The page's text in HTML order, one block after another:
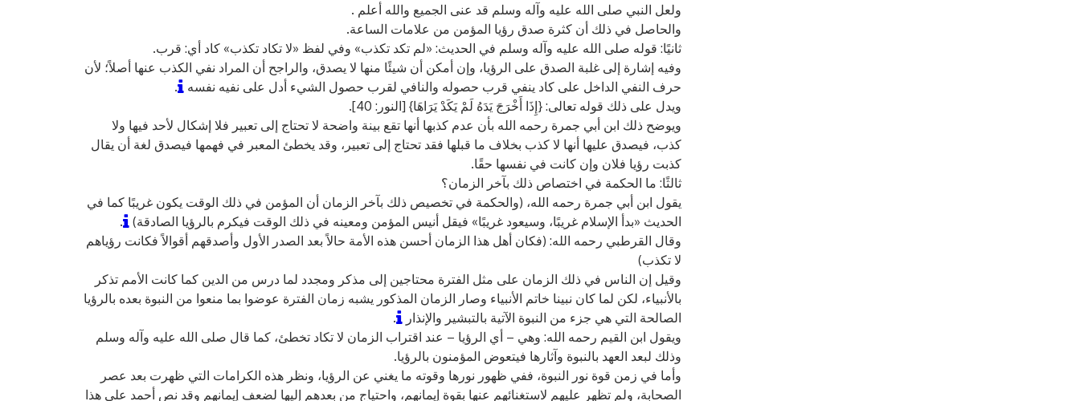
ولعل النبي صلى الله عليه وآله وسلم قد عنى الجميع والله أعلم .
والحاصل في ذلك أن كثرة صدق رؤيا المؤمن من علامات الساعة.
ثانيًا: قوله صلى الله عليه وآله وسلم في الحديث: «لم تكد تكذب» وفي لفظ «لا تكاد تكذب» كاد أي: قرب.
وفيه إشارة إلى غلبة الصدق على الرؤيا، وإن أمكن أن شيئًا منها لا يصدق، والراجح أن المراد نفي الكذب عنها أصلاً؛ لأن
حرف النفي الداخل على كاد ينفي قرب حصوله والنافي لقرب حصول الشيء أدل على نفيه نفسه
.
ويدل على ذلك قوله تعالى: {إِذَا أَخْرَجَ يَدَهُ لَمْ يَكَدْ يَرَاهَا} [النور: 40].
ويوضح ذلك ابن أبي جمرة رحمه الله بأن عدم كذبها أنها تقع بينة واضحة لا تحتاج إلى تعبير فلا إشكال لأحد فيها ولا
كذب، فيصدق عليها أنها لا كذب بخلاف ما قبلها فقد تحتاج إلى تعبير، وقد يخطئ المعبر في فهمها فيصدق لغة أن يقال
كذبت رؤيا فلان وإن كانت في نفسها حقًا.
ثالثًا: ما الحكمة في اختصاص ذلك بآخر الزمان؟
يقول ابن أبي جمرة رحمه الله، (والحكمة في تخصيص ذلك بآخر الزمان أن المؤمن في ذلك الوقت يكون غريبًا كما في
الحديث «بدأ الإسلام غريبًا، وسيعود غريبًا» فيقل أنيس المؤمن ومعينه في ذلك الوقت فيكرم بالرؤيا الصادقة)
.
وقال القرطبي رحمه الله: (فكان أهل هذا الزمان أحسن هذه الأمة حالاً بعد الصدر الأول وأصدقهم أقوالاً فكانت رؤياهم
لا تكذب)
وقيل إن الناس في ذلك الزمان على مثل الفترة محتاجين إلى مذكر ومجدد لما درس من الدين كما كانت الأمم تذكر
بالأنبياء، لكن لما كان نبينا خاتم الأنبياء وصار الزمان المذكور يشبه زمان الفترة عوضوا بما منعوا من النبوة بعده بالرؤيا
الصالحة التي هي جزء من النبوة الآتية بالتبشير والإنذار
.
ويقول ابن القيم رحمه الله: وهي – أي الرؤيا – عند اقتراب الزمان لا تكاد تخطئ، كما قال صلى الله عليه وآله وسلم
وذلك لبعد العهد بالنبوة وآثارها فيتعوض المؤمنون بالرؤيا.
وأما في زمن قوة نور النبوة، ففي ظهور نورها وقوته ما يغني عن الرؤيا، ونظر هذه الكرامات التي ظهرت بعد عصر
الصحابة، ولم تظهر عليهم لاستغنائهم عنها بقوة إيمانهم، واحتياج من بعدهم إليها لضعف إيمانهم وقد نص أحمد على هذا